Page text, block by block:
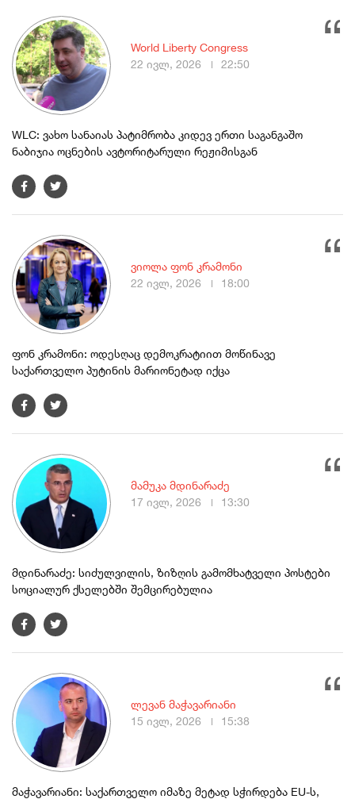
WLC: ვახო სანაიას პატიმრობა კიდევ ერთი საგანგაშო
ნაბიჯია ოცნების ავტორიტარული რეჟიმისგან
World Liberty Congress
22 ივლ, 2026
22:50
ფონ კრამონი: ოდესღაც დემოკრატიით მოწინავე
საქართველო პუტინის მარიონეტად იქცა
ვიოლა ფონ კრამონი
22 ივლ, 2026
18:00
მდინარაძე: სიძულვილის, ზიზღის გამომხატველი პოსტები
სოციალურ ქსელებში შემცირებულია
მამუკა მდინარაძე
17 ივლ, 2026
13:30
მაჭავარიანი: საქართველო იმაზე მეტად სჭირდება EU-ს,
ლევან მაჭავარიანი
15 ივლ, 2026
15:38